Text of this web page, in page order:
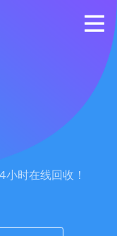
时在线回收！